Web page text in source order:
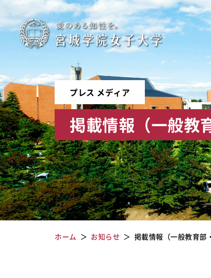
宮
城
学
院
女
子
大
学
プレス メディア
掲載情報（一般教
ホーム お知らせ 掲載情報（一般教育部